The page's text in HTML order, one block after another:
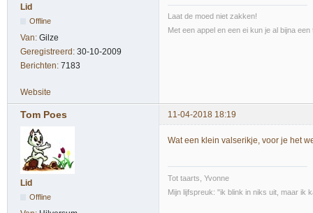
Lid
Offline
Van: Gilze
Geregistreerd: 30-10-2009
Berichten: 7183
Laat de moed niet zakken!
Met een appel en een ei kun je al bijna
Website
Tom Poes 11-04-2018 18:19
Lid
Offline
Wat een klein valserikje, voor je het
Tot taarts, Yvonne
Mijn lijfspreuk: "ik blink in niks uit, maar ik